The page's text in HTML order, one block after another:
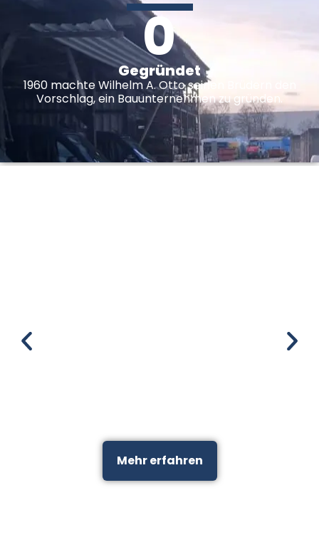
Gegründet
0
1960 machte Wilhelm A. Otto seinen Brüdern den
Vorschlag, ein Bauunternehmen zu gründen.
Mehr erfahren